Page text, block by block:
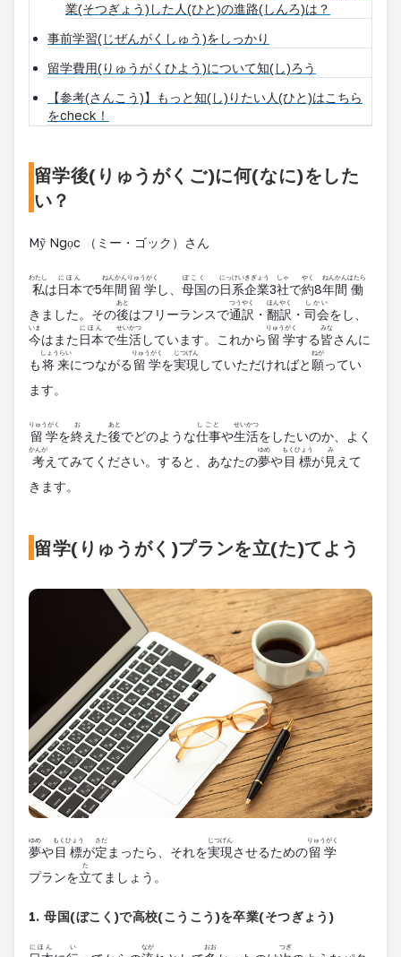
業(そつぎょう)した人(ひと)の進路(しんろ)は？
事前学習(じぜんがくしゅう)をしっかり
留学費用(りゅうがくひよう)について知(し)ろう
【参考(さんこう)】もっと知(し)りたい人(ひと)はこちら
をcheck！
留学後(りゅうがくご)に何(なに)をした
い？
Mỹ Ngọc （ミー・ゴック）さん
私
わたし
は日本
にほん
で5年
ねん
間
かん
留学
りゅうがく
し、 母国
ぼこく
の日系
にっけい
企業
きぎょう
3社
しゃ
で約
やく
8年
ねん
間
かん
働
はたら
きました。その後
あと
はフリーランスで通訳
つうやく
・ 翻訳
ほんやく
・ 司会
しかい
をし、
今
いま
はまた 日本
にほん
で生活
せいかつ
しています。これから 留学
りゅうがく
する皆
みな
さんに
も将来
しょうらい
につながる 留学
りゅうがく
を実現
じつげん
していただければと 願
ねが
ってい
ます。
留学
りゅうがく
を終
お
えた後
あと
でどのような仕事
しごと
や生活
せいかつ
をしたいのか、よく
考
かんが
えてみてください。すると、あなたの夢
ゆめ
や目標
もくひょう
が見
み
えて
きます。
留学(りゅうがく)プランを立(た)てよう
夢
ゆめ
や目標
もくひょう
が定
さだ
まったら、それを実現
じつげん
させるための留学
りゅうがく
プランを立
た
てましょう。
1. 母国(ぼこく)で高校(こうこう)を卒業(そつぎょう)
にほん い なが おお つぎ